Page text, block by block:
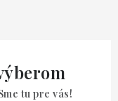
tu pre vás!